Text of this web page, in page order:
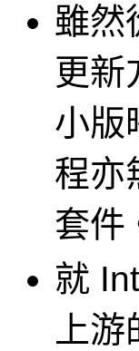
雖然
更新
小版
程亦
套件
就
上游